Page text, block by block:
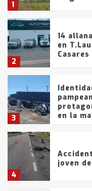
1
2
14
en
Casares
3
en la
4
joven